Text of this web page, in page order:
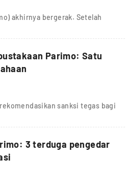
akhirnya bergerak. Setelah
Parimo: Satu
sanksi tegas bagi
3 terduga pengedar